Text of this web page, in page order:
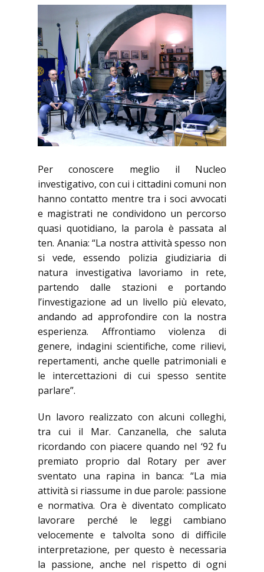
Per conoscere meglio il Nucleo
investigativo, con cui i cittadini comuni non
hanno contatto mentre tra i soci avvocati
e magistrati ne condividono un percorso
quasi quotidiano, la parola è passata al
ten. Anania: “La nostra attività spesso non
si vede, essendo polizia giudiziaria di
natura investigativa lavoriamo in rete,
partendo dalle stazioni e portando
l’investigazione ad un livello più elevato,
andando ad approfondire con la nostra
esperienza. Affrontiamo violenza di
genere, indagini scientifiche, come rilievi,
repertamenti, anche quelle patrimoniali e
le intercettazioni di cui spesso sentite
parlare”.
Un lavoro realizzato con alcuni colleghi,
tra cui il Mar. Canzanella, che saluta
ricordando con piacere quando nel ‘92 fu
premiato proprio dal Rotary per aver
sventato una rapina in banca: “La mia
attività si riassume in due parole: passione
e normativa. Ora è diventato complicato
lavorare perché le leggi cambiano
velocemente e talvolta sono di difficile
interpretazione, per questo è necessaria
la passione, anche nel rispetto di ogni